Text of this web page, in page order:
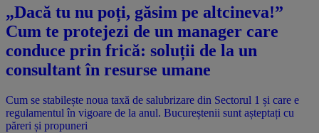
„Dacă tu nu poți, găsim pe altcineva!”
Cum te protejezi de un manager care
conduce prin frică: soluții de la un
consultant în resurse umane
Cum se stabilește noua taxă de salubrizare din Sectorul 1 și care e
regulamentul în vigoare de la anul. Bucureștenii sunt așteptați cu
păreri și propuneri